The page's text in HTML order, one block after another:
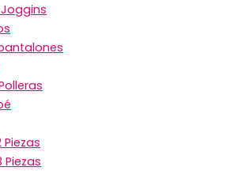
Piezas
Piezas